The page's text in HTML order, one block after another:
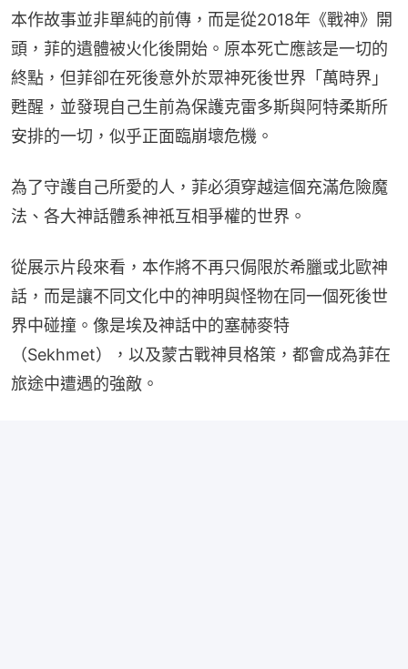
本作故事並非單純的前傳，而是從2018年《戰神》開
頭，菲的遺體被火化後開始。原本死亡應該是一切的
終點，但菲卻在死後意外於眾神死後世界「萬時界」
甦醒，並發現自己生前為保護克雷多斯與阿特柔斯所
安排的一切，似乎正面臨崩壞危機。
為了守護自己所愛的人，菲必須穿越這個充滿危險魔
法、各大神話體系神祇互相爭權的世界。
從展示片段來看，本作將不再只侷限於希臘或北歐神
話，而是讓不同文化中的神明與怪物在同一個死後世
界中碰撞。像是埃及神話中的塞赫麥特
（Sekhmet），以及蒙古戰神貝格策，都會成為菲在
旅途中遭遇的強敵。